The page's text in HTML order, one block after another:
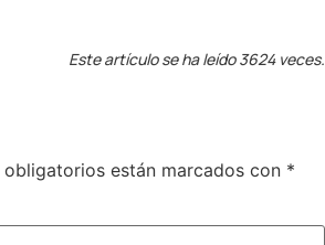
Este artículo se ha leído 3624 veces.
obligatorios están marcados con *